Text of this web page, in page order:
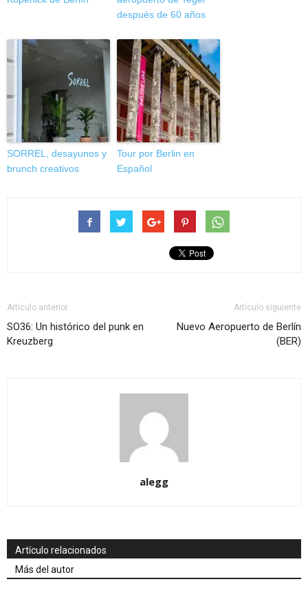
después de 60 años
SORREL, desayunos y
brunch creativos
Tour por Berlin en
Español
Artículo anterior
SO36: Un histórico del punk en
Kreuzberg
Artículo siguiente
Nuevo Aeropuerto de Berlín
(BER)
alegg
Artículo relacionados
Más del autor